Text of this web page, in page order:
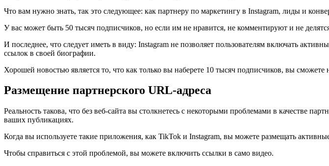
Что вам нужно знать, так это следующее: как партнеру по маркетингу в Instagram, лиды и
У вас может быть 50 тысяч подписчиков, но если им не нравится, не комментируют и не
И последнее, что следует иметь в виду: Instagram не позволяет пользователям включать
ссылок в своей биографии.
Хорошей новостью является то, что как только вы наберете 10 тысяч подписчиков, вы
Размещение партнерского URL-адреса
Реальность такова, что без веб-сайта вы столкнетесь с некоторыми проблемами в качестве
ваших публикациях.
Когда вы используете такие приложения, как TikTok и Instagram, вы можете размещать
Чтобы справиться с этой проблемой, вы можете включить ссылки в само видео.